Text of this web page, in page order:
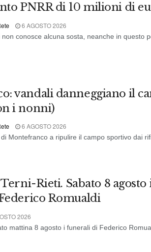
PNRR di 10 milioni di
6 AGOSTO 2026
conosce alcuna sosta, neanche in questo
vandali danneggiano il
i nonni)
6 AGOSTO 2026
Montefranco a ripulire il campo sportivo dai
Terni-Rieti. Sabato 8
Romualdi
2026
mattina 8 agosto i funerali di Federico